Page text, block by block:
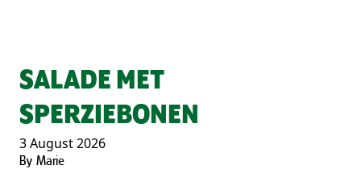
SALADE MET
SPERZIEBONEN
3 August 2026
By Marie